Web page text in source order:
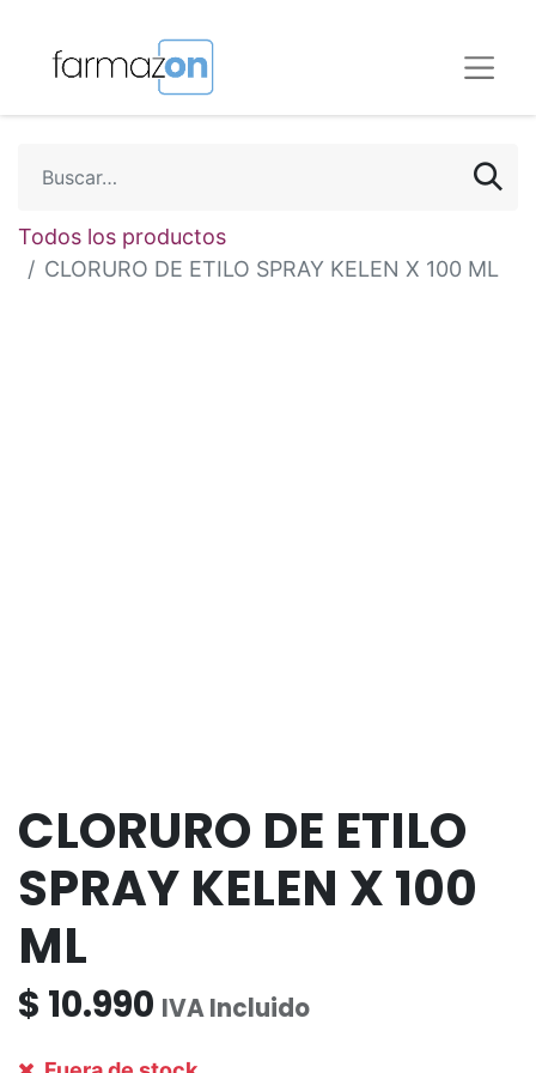
Todos los productos
CLORURO DE ETILO SPRAY KELEN X 100 ML
CLORURO DE ETILO
SPRAY KELEN X 100
ML
$ 10.990 IVA Incluido